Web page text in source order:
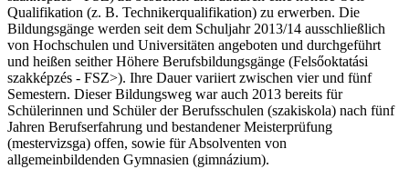
Qualifikation (z. B. Technikerqualifikation) zu erwerben. Die
Bildungsgänge werden seit dem Schuljahr 2013/14 ausschließlich
von Hochschulen und Universitäten angeboten und durchgeführt
und heißen seither Höhere Berufsbildungsgänge (Felsőoktatási
szakképzés - FSZ>). Ihre Dauer variiert zwischen vier und fünf
Semestern. Dieser Bildungsweg war auch 2013 bereits für
Schülerinnen und Schüler der Berufsschulen (szakiskola) nach fünf
Jahren Berufserfahrung und bestandener Meisterprüfung
(mestervizsga) offen, sowie für Absolventen von
allgemeinbildenden Gymnasien (gimnázium).